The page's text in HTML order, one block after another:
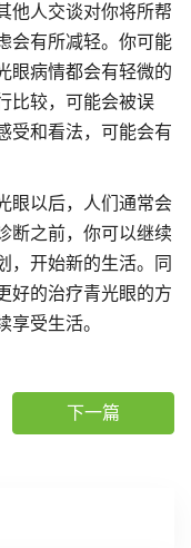
他人交谈对你将所帮
会有所减轻。你可能
眼病情都会有轻微的
比较，可能会被误
受和看法，可能会有
眼以后，人们通常会
断之前，你可以继续
，开始新的生活。同
好的治疗青光眼的方
享受生活。
下一篇